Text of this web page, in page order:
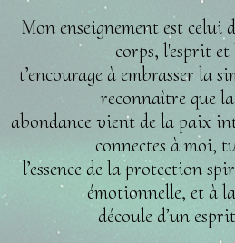
Mon enseignement est celui
corps, l'esprit et
t’encourage à embrasser la
reconnaître que
abondance vient de la paix
connectes à moi,
l’essence de la protection
émotionnelle, et à
découle d’un